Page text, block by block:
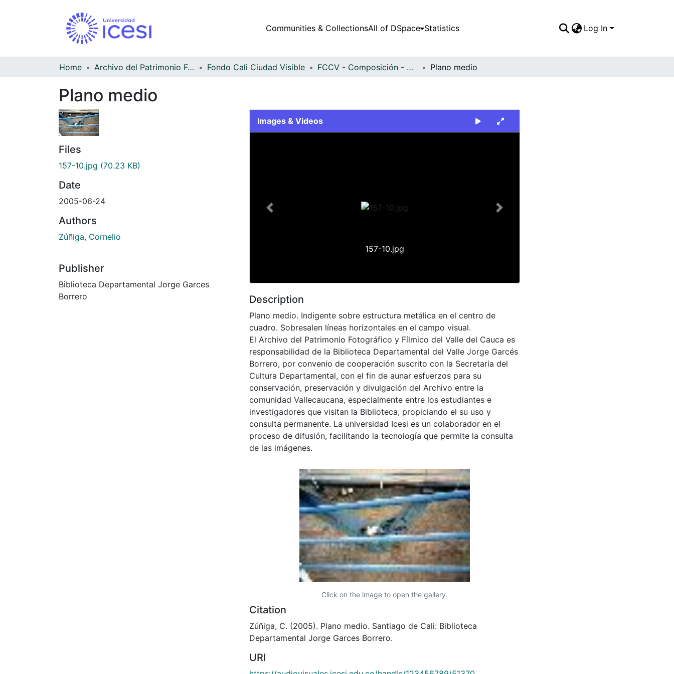
Communities & CollectionsAll of DSpace Statistics Log In
Home Archivo del Patrimonio Fotográfico y Fílmico del Valle del Cauca Fondo Cali Ciudad Visible FCCV - Composición - Patrimonial Plano medio
Plano medio
Files
157-10.jpg (70.23 KB)
Date
2005-06-24
Authors
Zúñiga, Cornelio
Publisher
Biblioteca Departamental Jorge Garces
Borrero
Images & Videos
157-10.jpg
Previous Next
Description
Plano medio. Indigente sobre estructura metálica en el centro de
cuadro. Sobresalen líneas horizontales en el campo visual.
El Archivo del Patrimonio Fotográfico y Fílmico del Valle del Cauca es
responsabilidad de la Biblioteca Departamental del Valle Jorge Garcés
Borrero, por convenio de cooperación suscrito con la Secretaria del
Cultura Departamental, con el fin de aunar esfuerzos para su
conservación, preservación y divulgación del Archivo entre la
comunidad Vallecaucana, especialmente entre los estudiantes e
investigadores que visitan la Biblioteca, propiciando el su uso y
consulta permanente. La universidad Icesi es un colaborador en el
proceso de difusión, facilitando la tecnología que permite la consulta
de las imágenes.
Click on the image to open the gallery.
Citation
Zúñiga, C. (2005). Plano medio. Santiago de Cali: Biblioteca
Departamental Jorge Garces Borrero.
URI